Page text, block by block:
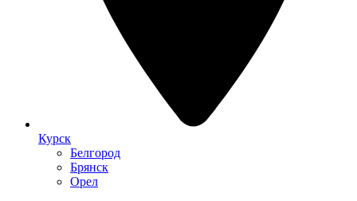
Курск
Белгород
Брянск
Орел